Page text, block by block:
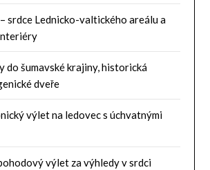
srdce Lednicko-valtického areálu a
do šumavské krajiny, historická
dveře
výlet na ledovec s úchvatnými
výlet za výhledy v srdci